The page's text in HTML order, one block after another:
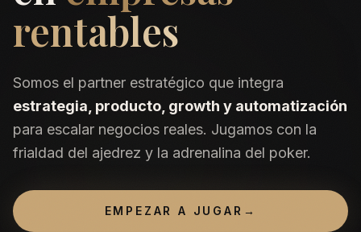
rentables
Somos el partner estratégico que integra
estrategia, producto, growth y automatización
para escalar negocios reales. Jugamos con la
frialdad del ajedrez y la adrenalina del poker.
EMPEZAR A JUGAR →